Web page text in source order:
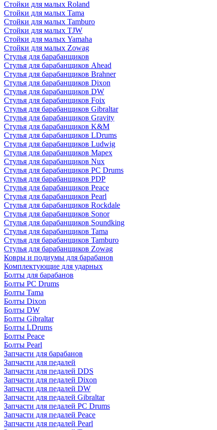
Стойки для малых Roland
Стойки для малых Tama
Стойки для малых Tamburo
Стойки для малых TJW
Стойки для малых Yamaha
Стойки для малых Zowag
Стулья для барабанщиков
Стулья для барабанщиков Ahead
Стулья для барабанщиков Brahner
Стулья для барабанщиков Dixon
Стулья для барабанщиков DW
Стулья для барабанщиков Foix
Стулья для барабанщиков Gibraltar
Стулья для барабанщиков Gravity
Стулья для барабанщиков K&M
Стулья для барабанщиков LDrums
Стулья для барабанщиков Ludwig
Стулья для барабанщиков Mapex
Стулья для барабанщиков Nux
Стулья для барабанщиков PC Drums
Стулья для барабанщиков PDP
Стулья для барабанщиков Peace
Стулья для барабанщиков Pearl
Стулья для барабанщиков Rockdale
Стулья для барабанщиков Sonor
Стулья для барабанщиков Soundking
Стулья для барабанщиков Tama
Стулья для барабанщиков Tamburo
Стулья для барабанщиков Zowag
Ковры и подиумы для барабанов
Комплектующие для ударных
Болты для барабанов
Болты PC Drums
Болты Tama
Болты Dixon
Болты DW
Болты Gibraltar
Болты LDrums
Болты Peace
Болты Pearl
Запчасти для барабанов
Запчасти для педалей
Запчасти для педалей DDS
Запчасти для педалей Dixon
Запчасти для педалей DW
Запчасти для педалей Gibraltar
Запчасти для педалей PC Drums
Запчасти для педалей Peace
Запчасти для педалей Pearl